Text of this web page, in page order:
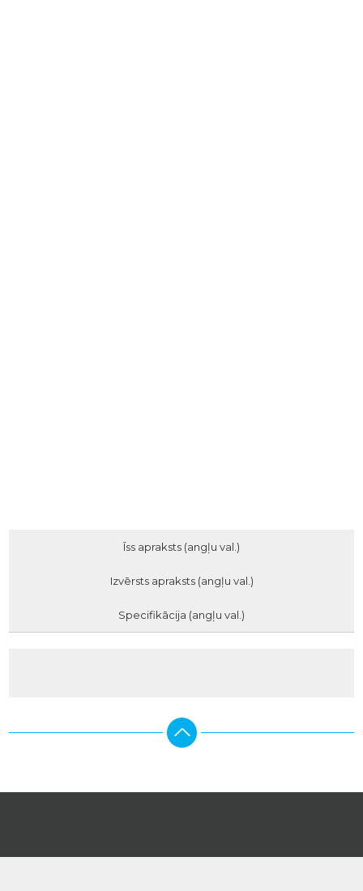
Īss apraksts (angļu val.)
Izvērsts apraksts (angļu val.)
Specifikācija (angļu val.)